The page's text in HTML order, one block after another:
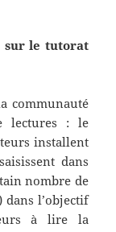
sur le tutorat
communauté
lectures : le
installent
dans
nombre de
dans l’objectif
à lire la